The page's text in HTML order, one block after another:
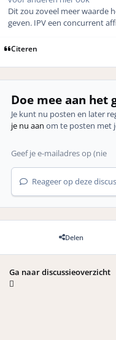
Dit zou zoveel meer waarde
geven. IPV een concurrent
Citeren
Doe mee aan het
Je kunt nu posten en later
je nu aan om te posten met
Reageer op deze
Delen
Ga naar discussieoverzicht